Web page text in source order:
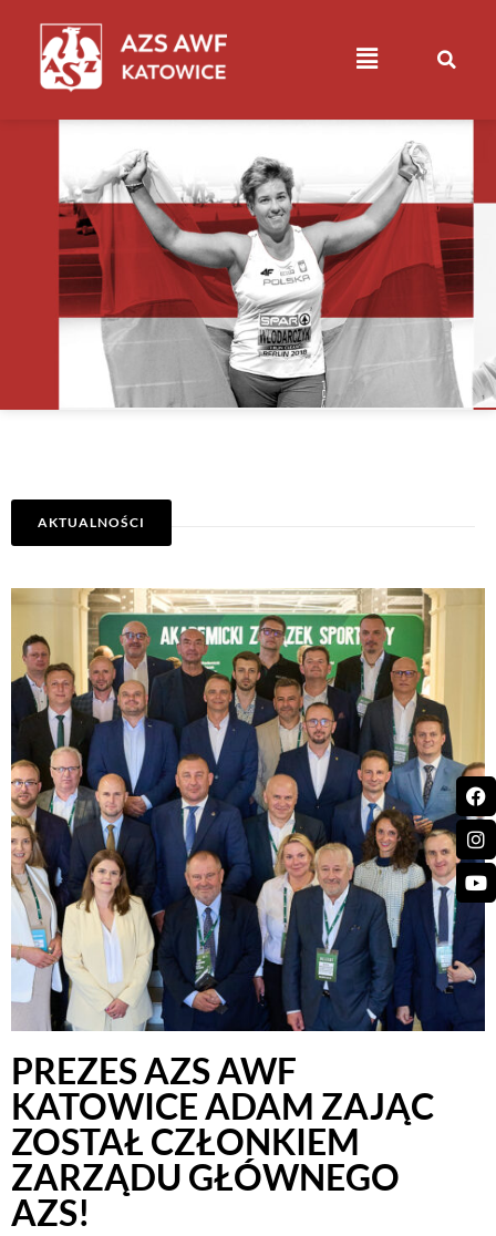
AKTUALNOŚCI
PREZES AZS AWF
KATOWICE ADAM ZAJĄC
ZOSTAŁ CZŁONKIEM
ZARZĄDU GŁÓWNEGO
AZS!